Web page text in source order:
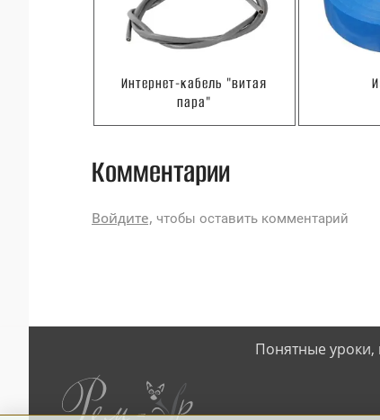
Интернет-кабель "витая
пара"
Комментарии
Войдите, чтобы оставить комментарий
Понятные уроки,